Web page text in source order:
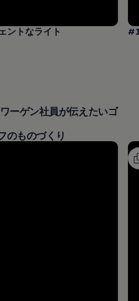
ントなライト
ーゲン社員が伝えたいゴ
のものづくり